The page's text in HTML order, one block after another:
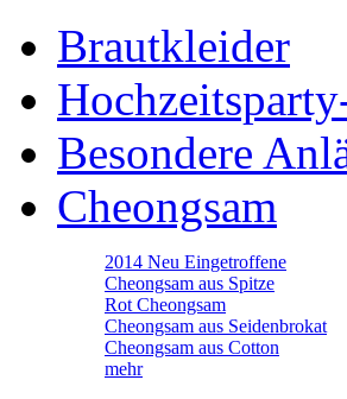
Brautkleider
Besondere
Cheongsam
2014 Neu Eingetroffene
Cheongsam aus Spitze
Rot Cheongsam
Cheongsam aus Seidenbrokat
Cheongsam aus Cotton
mehr